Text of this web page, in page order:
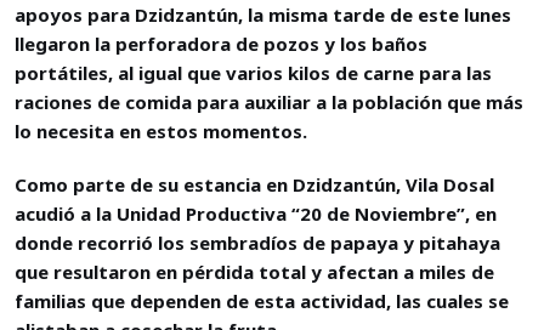
apoyos para Dzidzantún, la misma tarde de este lunes
llegaron la perforadora de pozos y los baños
portátiles, al igual que varios kilos de carne para las
raciones de comida para auxiliar a la población que más
lo necesita en estos momentos.
Como parte de su estancia en Dzidzantún, Vila Dosal
acudió a la Unidad Productiva “20 de Noviembre”, en
donde recorrió los sembradíos de papaya y pitahaya
que resultaron en pérdida total y afectan a miles de
familias que dependen de esta actividad, las cuales se